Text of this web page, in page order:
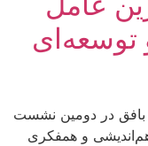
توسعه‌ای
در دومین نشست
و همفکری